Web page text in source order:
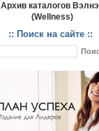
Архив каталогов
(Wellness)
:: Поиск на сайте ::